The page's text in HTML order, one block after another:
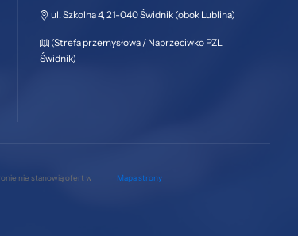
ul. Szkolna 4, 21-040 Świdnik (obok Lublina)
(Strefa przemysłowa / Naprzeciwko PZL
Świdnik)
nie stanowią ofert w
Mapa strony